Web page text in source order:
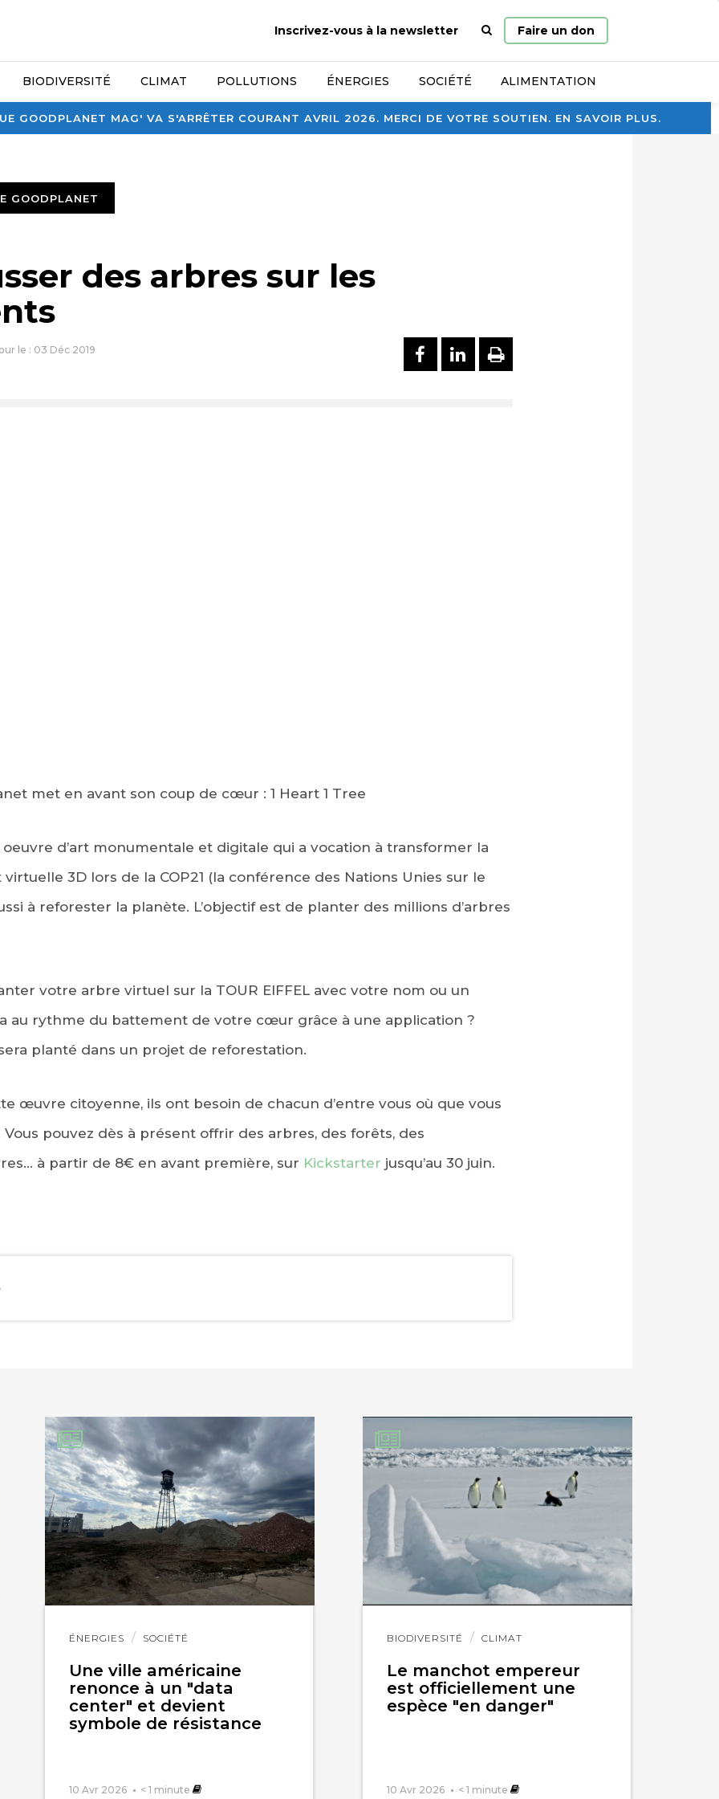
GOODPLANET MAG' VA S'ARRÊTER COURANT AVRIL 2026. MERCI DE VOTRE SOUTIEN. EN SAVOIR PLUS.
Inscrivez-vous à la newsletter
Page
d’accueil
Faire un don
BIODIVERSITÉ CLIMAT POLLUTIONS ÉNERGIES SOCIÉTÉ ALIMENTATION
GOODPLANET
des arbres sur les
le : 03 Déc 2019
PARTAGER SUR FACEBOOK
PARTAGER SUR
IMPRIMER
met en avant son coup de cœur : 1 Heart 1 Tree
oeuvre d’art monumentale et digitale qui a vocation à transformer la
virtuelle 3D lors de la COP21 (la conférence des Nations Unies sur le
à reforester la planète. L’objectif est de planter des millions d’arbres
votre arbre virtuel sur la TOUR EIFFEL avec votre nom ou un
au rythme du battement de votre cœur grâce à une application ?
planté dans un projet de reforestation.
œuvre citoyenne, ils ont besoin de chacun d’entre vous où que vous
pouvez dès à présent offrir des arbres, des forêts, des
à partir de 8€ en avant première, sur Kickstarter jusqu’au 30 juin.
ÉNERGIES SOCIÉTÉ
Une ville américaine
renonce à un "data
center" et devient
symbole de résistance
10 Avr 2026 < 1 minute
Lire
BIODIVERSITÉ CLIMAT
Le manchot empereur
est officiellement une
espèce "en danger"
10 Avr 2026 < 1 minute
Lire